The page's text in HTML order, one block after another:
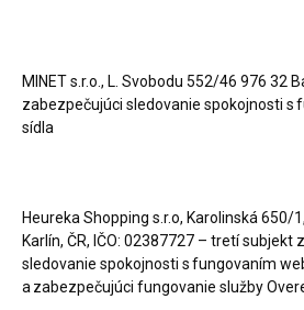
MINET s.r.o., L. Svobodu 552/46 976 32
zabezpečujúci sledovanie spokojnosti s
sídla
Heureka Shopping s.r.o, Karolinská 650/
Karlín, ČR, IČO: 02387727 – tretí subjekt
sledovanie spokojnosti s fungovaním
a zabezpečujúci fungovanie služby